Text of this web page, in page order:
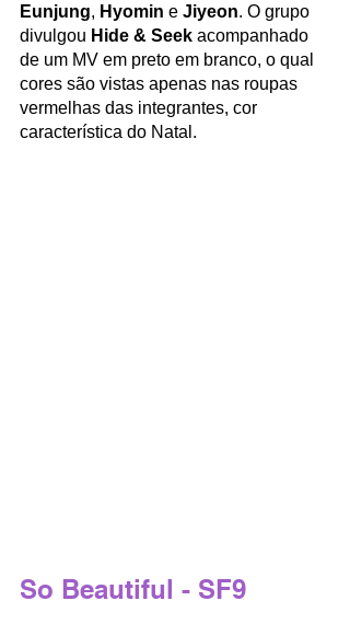
Eunjung, Hyomin e Jiyeon. O grupo
divulgou Hide & Seek acompanhado
de um MV em preto em branco, o qual
cores são vistas apenas nas roupas
vermelhas das integrantes, cor
característica do Natal.
So Beautiful - SF9